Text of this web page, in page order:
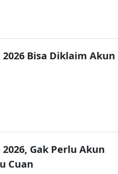
Bisa Diklaim Akun
Gak Perlu Akun
Cuan